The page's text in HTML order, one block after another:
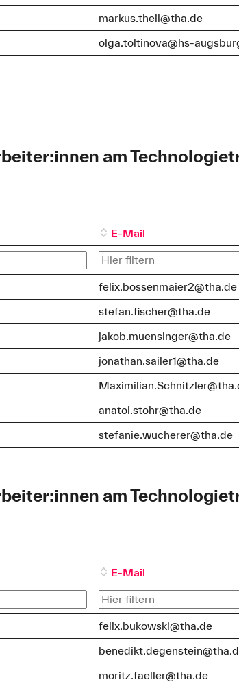
markus.theil@tha.de
olga.toltinova@hs-
am
E-Mail
felix.bossenmaier2@tha.de
stefan.fischer@tha.de
jakob.muensinger@tha.de
jonathan.sailer1@tha.de
anatol.stohr@tha.de
stefanie.wucherer@tha.de
am
E-Mail
felix.bukowski@tha.de
moritz.faeller@tha.de